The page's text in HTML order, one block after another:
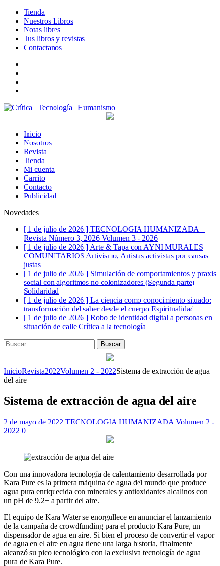
Tienda
Nuestros Libros
Notas libres
Tus libros y revistas
Contactanos
Inicio
Nosotros
Revista
Tienda
Mi cuenta
Carrito
Contacto
Publicidad
Novedades
[ 1 de julio de 2026 ] TECNOLOGIA HUMANIZADA –
Revista Número 3, 2026 Volumen 3 - 2026
[ 1 de julio de 2026 ] Arte & Tapa con AYNI MURALES
COMUNITARIOS Artivismo, Artistas activistas por causas
justas
[ 1 de julio de 2026 ] Simulación de comportamientos y praxis
social con algoritmos no colonizadores (Segunda parte)
Solidaridad
[ 1 de julio de 2026 ] La ciencia como conocimiento situado:
transformación del saber desde el cuerpo Espiritualidad
[ 1 de julio de 2026 ] Robo de identidad digital a personas en
situación de calle Crítica a la tecnología
Buscar:
InicioRevista2022Volumen 2 - 2022Sistema de extracción de agua
del aire
Sistema de extracción de agua del aire
2 de mayo de 2022 TECNOLOGIA HUMANIZADA Volumen 2 -
2022 0
Con una innovadora tecnología de calentamiento desarrollada por
Kara Pure es la primera máquina de agua del mundo que produce
agua pura enriquecida con minerales y antioxidantes alcalinos con
un pH de 9.2+ a partir del aire.
El equipo de Kara Water se enorgullece en anunciar el lanzamiento
de la campaña de crowdfunding para el producto Kara Pure, un
dispensador de agua en aire. Si bien el proceso de convertir el vapor
de agua en el aire en agua tiene una larga historia, finalmente
alcanzó su pico tecnológico con la exclusiva tecnología de agua
pura de Kara Pure.